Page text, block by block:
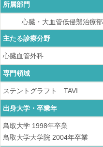
所属部門
心臓・大血管低侵襲治療部
主たる診療分野
心臓血管外科
専門領域
ステントグラフト TAVI
出身大学・卒業年
鳥取大学 1998年卒業
鳥取大学大学院 2004年卒業